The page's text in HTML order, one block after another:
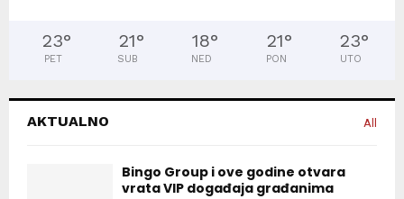
23°
PET
21°
SUB
18°
NED
21°
PON
23°
UTO
AKTUALNO All
Bingo Group i ove godine otvara
vrata VIP događaja građanima